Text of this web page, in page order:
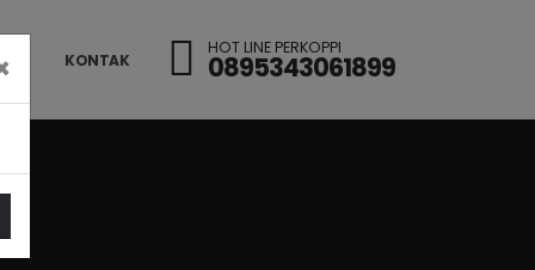
KONTAK
HOT LINE PERKOPPI
0895343061899